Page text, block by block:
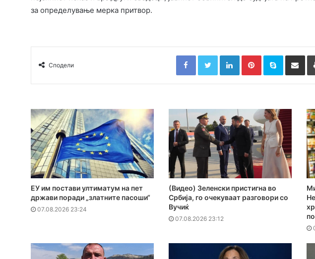
за определување мерка притвор.
Сподели
FacebookTwitterLinkedInPinterestSkype Сподели
ЕУ им постави ултиматум на пет
држави поради „златните пасоши“
07.08.2026 23:24
(Видео) Зеленски пристигна во
Србија, го очекуваат разговори со
Вучиќ
07.08.2026 23:12